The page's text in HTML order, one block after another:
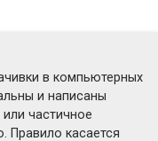
в компьютерных
и написаны
частичное
Правило касается